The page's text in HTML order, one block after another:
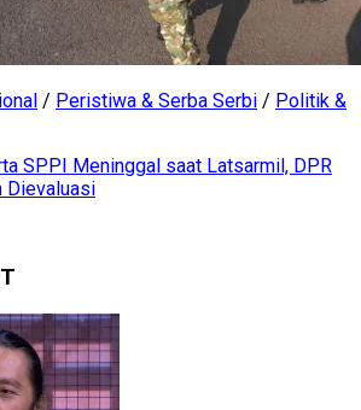
/ Peristiwa & Serba Serbi / Politik &
SPPI Meninggal saat Latsarmil, DPR
Dievaluasi